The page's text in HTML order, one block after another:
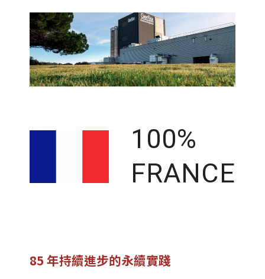
100%
FRANCE
85 年持續進步的永續實踐